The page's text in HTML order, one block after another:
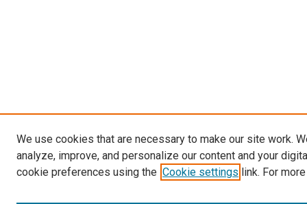
We use cookies that are necessary to make our site work.
analyze, improve, and personalize our content and your
cookie preferences using the Cookie settings link. For